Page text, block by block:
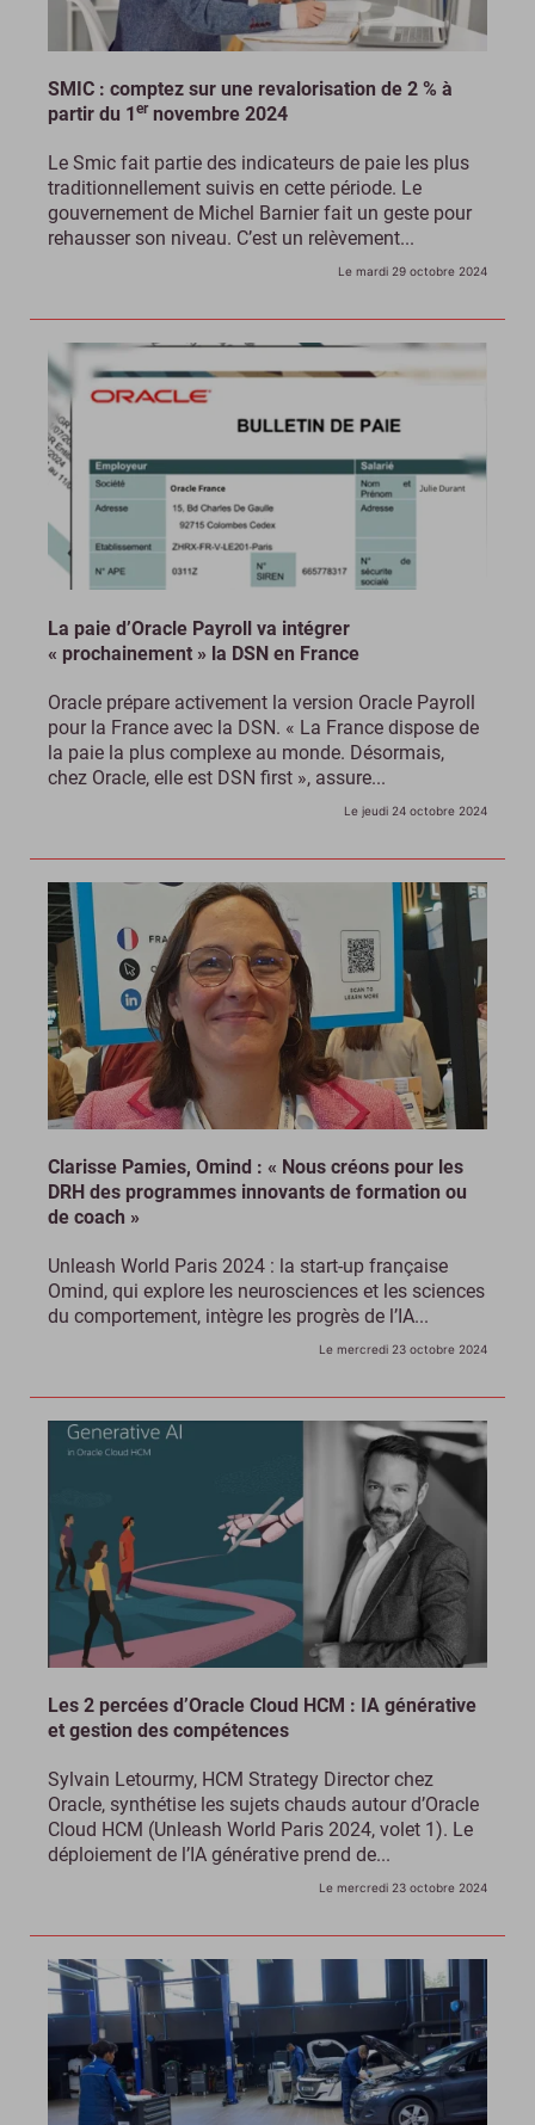
SMIC : comptez sur une revalorisation de 2 % à
partir du 1 er novembre 2024
Le Smic fait partie des indicateurs de paie les plus
traditionnellement suivis en cette période. Le
gouvernement de Michel Barnier fait un geste pour
rehausser son niveau. C’est un relèvement...
Le mardi 29 octobre 2024
La paie d’Oracle Payroll va intégrer
« prochainement » la DSN en France
Oracle prépare activement la version Oracle Payroll
pour la France avec la DSN. « La France dispose de
la paie la plus complexe au monde. Désormais,
chez Oracle, elle est DSN first », assure...
Le jeudi 24 octobre 2024
Clarisse Pamies, Omind : « Nous créons pour les
DRH des programmes innovants de formation ou
de coach »
Unleash World Paris 2024 : la start-up française
Omind, qui explore les neurosciences et les sciences
du comportement, intègre les progrès de l’IA...
Le mercredi 23 octobre 2024
Les 2 percées d’Oracle Cloud HCM : IA générative
et gestion des compétences
Sylvain Letourmy, HCM Strategy Director chez
Oracle, synthétise les sujets chauds autour d’Oracle
Cloud HCM (Unleash World Paris 2024, volet 1). Le
déploiement de l’IA générative prend de...
Le mercredi 23 octobre 2024